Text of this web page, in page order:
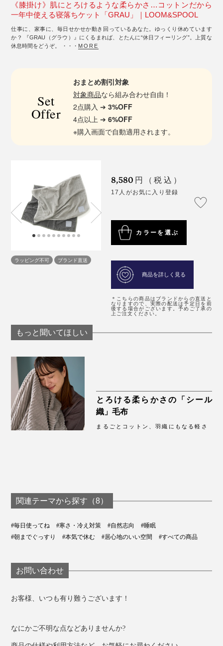
《膝掛け》肌にとろけるような柔らかさ…コットンだから
一年中使える寝落ちケット「GRAU」｜LOOM&SPOOL
仕事に、家事に、毎日せかせか動き回っているあなた。ゆっくり休めています
か？ 『GRAU（グラウ）』にくるまれば、とたんに“休日フィーリング”。上質な
休息時間をどうぞ。 ・・・ MORE
Set
Offer
おまとめ割引対象
対象商品なら組み合わせ自由！
2点購入 ➔3%OFF
4点以上 ➔6%OFF
※購入画面で自動適用されます。
ラッピング不可 ブランド直送
8,580 円（税込）
17人がお気に入り登録
カラーを選ぶ
商品を詳しく見る
＊こちらの商品はブランドからの直送と
なりますので、実際の配送は予定日を前
後する場合がございます。予めご了承の
上ご注文ください。
もっと聞いてほしい
とろける柔らかさの「シール
織」毛布
まるごとコットン、羽織にもなる軽さ
関連テーマから探す（8）
#毎日使ってね #寒さ・冷え対策 #自然志向
#睡眠
#朝までぐっすり
#本気で休む #居心地のいい空間 #すべての商品
お問い合わせ
お客様、いつも有り難うございます！
なにかご不明な点などありませんか?